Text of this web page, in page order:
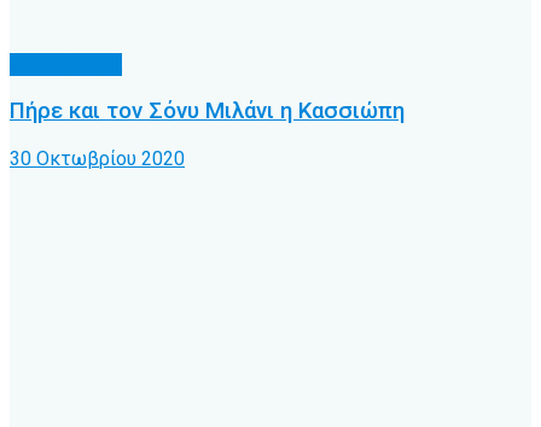
Πήρε και τον Σόνυ Μιλάνι η Κασσιώπη
30 Οκτωβρίου 2020